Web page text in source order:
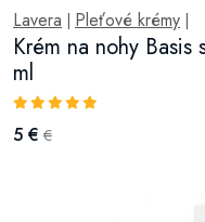
Lavera Pleťové krémy
Krém na nohy
ml
5 € €